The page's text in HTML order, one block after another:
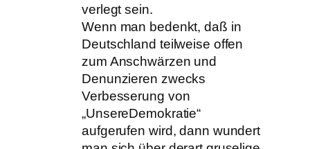
verlegt sein.
Wenn man bedenkt, daß in
Deutschland teilweise offen
zum Anschwärzen und
Denunzieren zwecks
Verbesserung von
„UnsereDemokratie“
aufgerufen wird, dann wundert